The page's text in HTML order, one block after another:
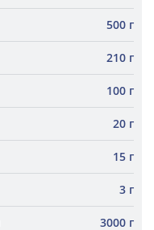
500 г
210 г
100 г
20 г
15 г
3 г
3000 г